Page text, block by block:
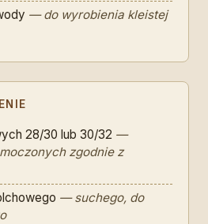
— do wyrobienia kleistej
28/30 lub 30/32 —
zgodnie z
— suchego, do